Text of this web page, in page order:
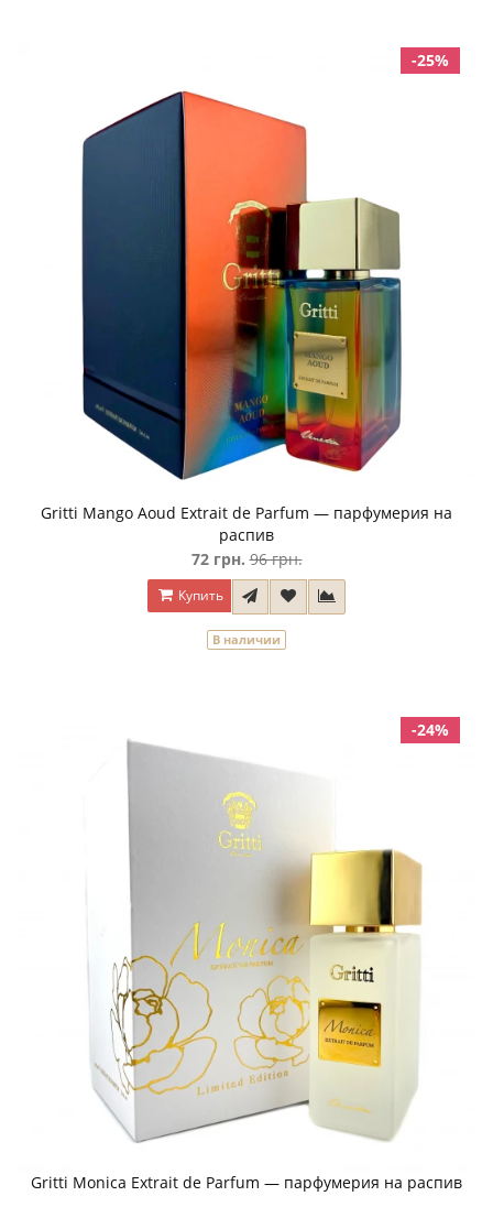
-25%
Gritti Mango Aoud Extrait de Parfum — парфумерия на
распив
72 грн. 96 грн.
Купить
В наличии
-24%
Gritti Monica Extrait de Parfum — парфумерия на распив